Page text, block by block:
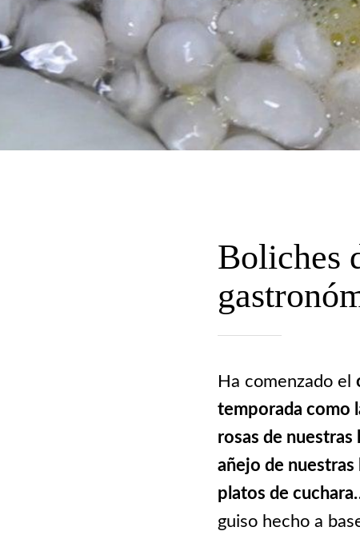
Boliches
Ha comenzado el
temporada como
rosas de
añejo de nuestras
platos de
guiso hecho a